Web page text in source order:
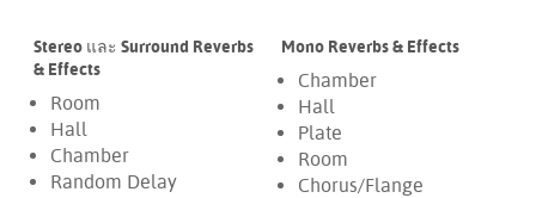
Stereo และ Surround Reverbs
& Effects
Room
Hall
Chamber
Random Delay
Mono Reverbs & Effects
Chamber
Hall
Plate
Room
Chorus/Flange